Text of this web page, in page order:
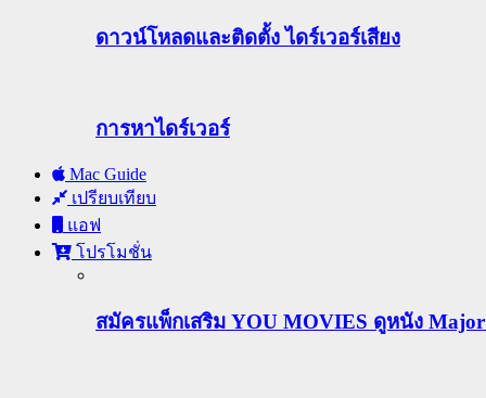
ดาวน์โหลดและติดตั้ง ไดร์เวอร์เสียง
การหาไดร์เวอร์
Mac Guide
เปรียบเทียบ
แอฟ
โปรโมชั่น
สมัครแพ็กเสริม YOU MOVIES ดูหนัง